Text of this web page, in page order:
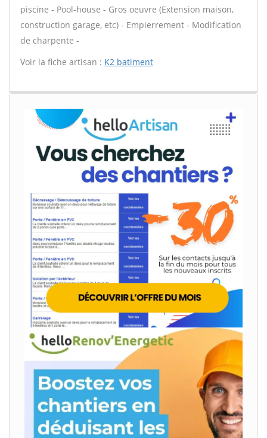
piscine - Pool-house - Gros oeuvre (Extension maison,
construction garage, etc) - Empierrement - Modification
de charpente -
Voir la fiche artisan : K2 batiment